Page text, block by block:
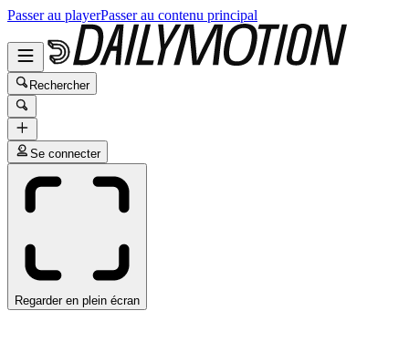
Passer au playerPasser au contenu principal
Rechercher
Se connecter
Regarder en plein écran